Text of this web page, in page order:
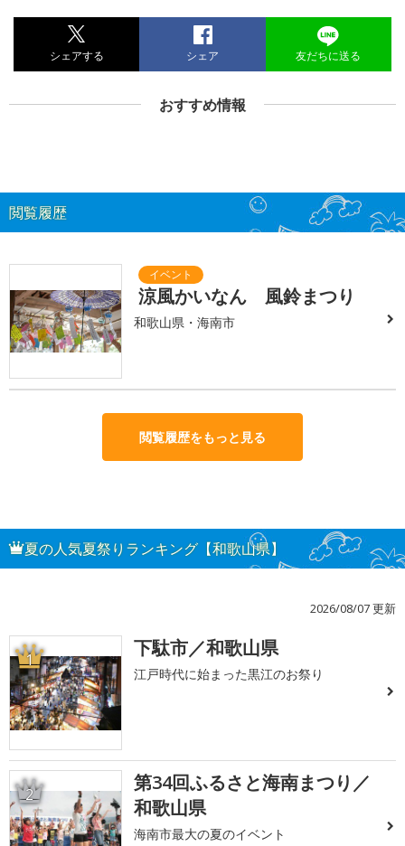
シェアする シェア 友だちに送る
おすすめ情報
閲覧履歴
涼風かいなん 風鈴まつり
和歌山県・海南市
閲覧履歴をもっと見る
夏の人気夏祭りランキング【和歌山県】
2026/08/07 更新
1 下駄市／和歌山県
江戸時代に始まった黒江のお祭り
2
第34回ふるさと海南まつり／
和歌山県
海南市最大の夏のイベント